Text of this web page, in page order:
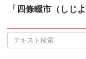
「四條畷市（しじ